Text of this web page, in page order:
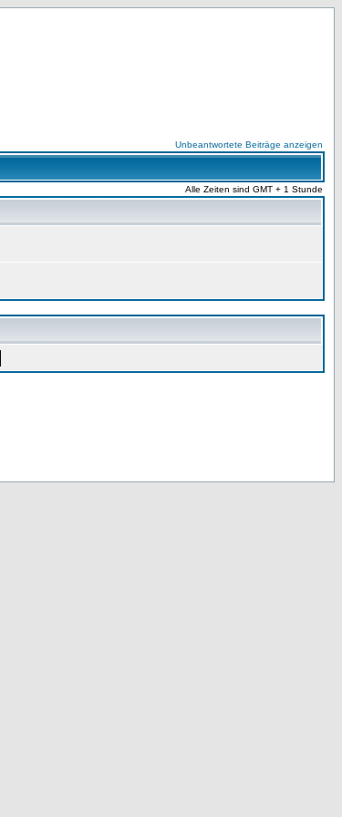
Unbeantwortete Beiträge anzeigen
Alle Zeiten sind GMT + 1 Stunde